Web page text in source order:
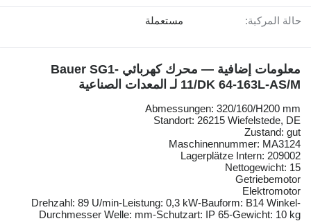
حالة المركبة: مستعملة
معلومات إضافية — محرك كهربائي Bauer SG1-
11/DK 64-163L-AS/M لـ المعدات الصناعية
Abmessungen: 320/160/H200 mm
Standort: 26215 Wiefelstede, DE
Zustand: gut
Maschinennummer: MA3124
Lagerplätze Intern: 209002
Nettogewicht: 15
Getriebemotor
Elektromotor
Drehzahl: 89 U/min-Leistung: 0,3 kW-Bauform: B14 Winkel-
Durchmesser Welle: mm-Schutzart: IP 65-Gewicht: 10 kg